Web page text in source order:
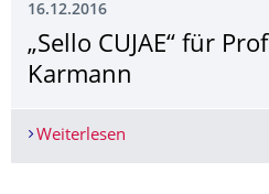
16.12.2016
„Sello CUJAE“ für
Karmann
Weiterlesen